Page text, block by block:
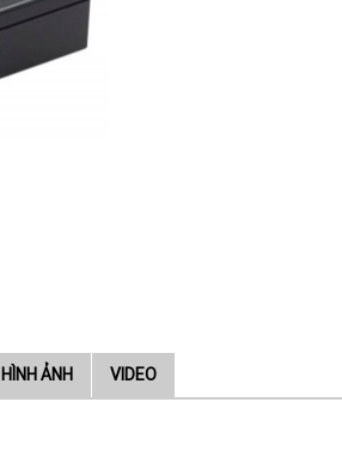
HÌNH ẢNH VIDEO